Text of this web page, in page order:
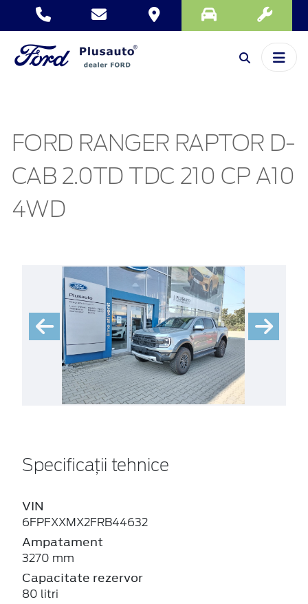
FORD RANGER RAPTOR D-
CAB 2.0TD TDC 210 CP A10
4WD
Specificații tehnice
VIN
6FPFXXMX2FRB44632
Ampatament
3270 mm
Capacitate rezervor
80 litri